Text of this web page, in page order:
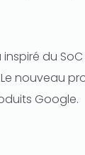
inspiré du
nouveau
Google.